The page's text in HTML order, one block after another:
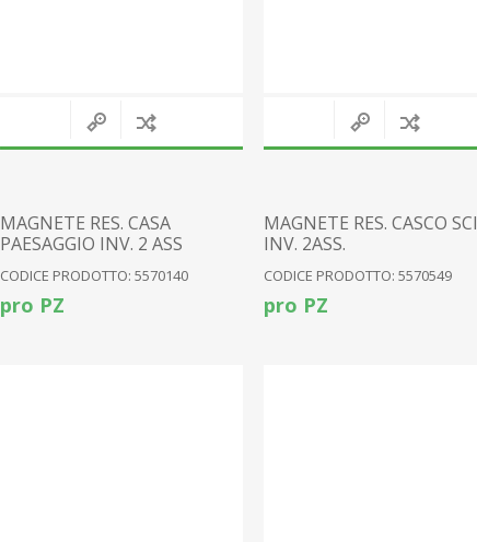
MAGNETE RES. CASA
PAESAGGIO INV. 2 ASS
CODICE PRODOTTO: 5570140
pro PZ
MAGNETE RES. CASCO SCI
INV. 2ASS.
CODICE PRODOTTO: 5570549
pro PZ